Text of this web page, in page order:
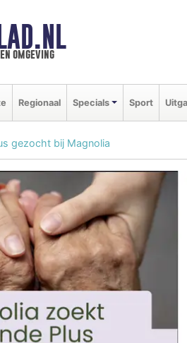
omgeving
Regionaal Specials Sport
gezocht bij Magnolia